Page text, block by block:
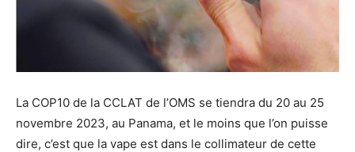
La COP10 de la CCLAT de l’OMS se tiendra du 20 au 25
novembre 2023, au Panama, et le moins que l’on puisse
dire, c’est que la vape est dans le collimateur de cette